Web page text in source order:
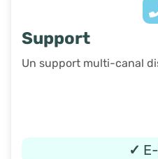
Support
Un support multi-canal
✓